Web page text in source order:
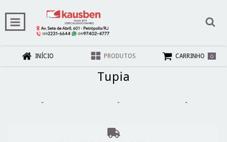
INÍCIO PRODUTOS CARRINHO 0
Tupia
- - -